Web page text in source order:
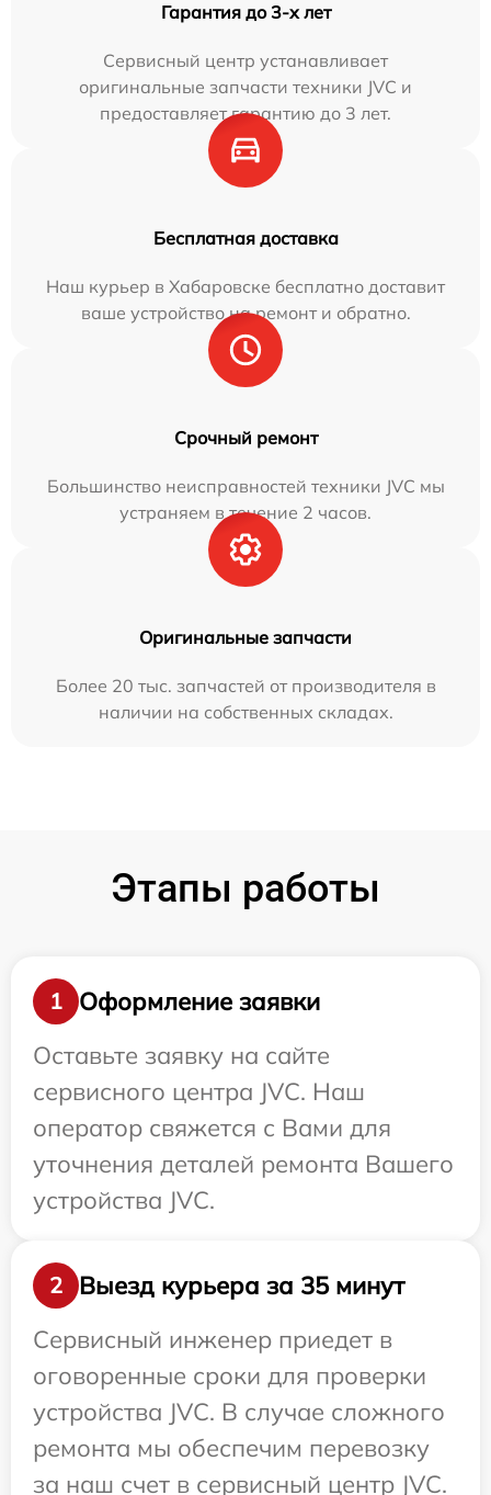
Гарантия до 3-х лет
Сервисный центр устанавливает
оригинальные запчасти техники JVC и
предоставляет гарантию до 3 лет.
Бесплатная доставка
Наш курьер в Хабаровске бесплатно доставит
ваше устройство на ремонт и обратно.
Срочный ремонт
Большинство неисправностей техники JVC мы
устраняем в течение 2 часов.
Оригинальные запчасти
Более 20 тыс. запчастей от производителя в
наличии на собственных складах.
Этапы работы
1
Оформление заявки
Оставьте заявку на сайте
сервисного центра JVC. Наш
оператор свяжется с Вами для
уточнения деталей ремонта Вашего
устройства JVC.
2
Выезд курьера за 35 минут
Сервисный инженер приедет в
оговоренные сроки для проверки
устройства JVC. В случае сложного
ремонта мы обеспечим перевозку
за наш счет в сервисный центр JVC.